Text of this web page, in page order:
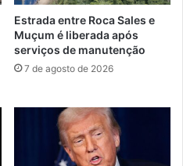
Estrada entre Roca Sales e
Muçum é liberada após
serviços de manutenção
7 de agosto de 2026